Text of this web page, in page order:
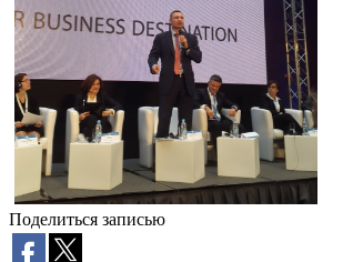
Поделиться записью